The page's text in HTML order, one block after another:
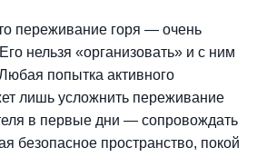
переживание горя — очень
нельзя «организовать» и с ним
попытка активного
лишь усложнить переживание
в первые дни — сопровождать
безопасное пространство, покой